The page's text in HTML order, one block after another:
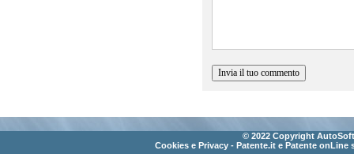
© 2022 Copyright
Cookies e Privacy - Patente.it e Patente onLine